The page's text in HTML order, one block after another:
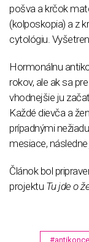
pošva a krčok
(kolposkopia) a z
cytológiu.
Hormonálnu
rokov, ale ak sa
vhodnejšie ju
Každé dievča a
prípadnými
mesiace,
Článok bol
projektu Tu jde o